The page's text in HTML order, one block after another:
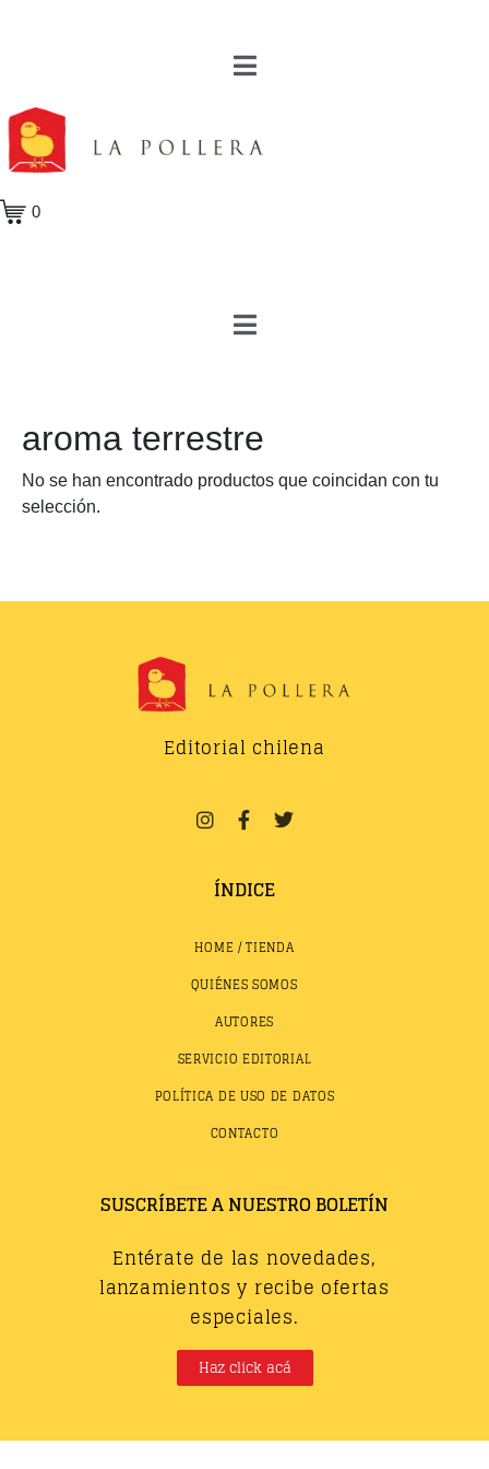
0
aroma terrestre
No se han encontrado productos que coincidan con tu
selección.
Editorial chilena
ÍNDICE
HOME / TIENDA
QUIÉNES SOMOS
AUTORES
SERVICIO EDITORIAL
POLÍTICA DE USO DE DATOS
CONTACTO
SUSCRÍBETE A NUESTRO BOLETÍN
Entérate de las novedades,
lanzamientos y recibe ofertas
especiales.
Haz click acá